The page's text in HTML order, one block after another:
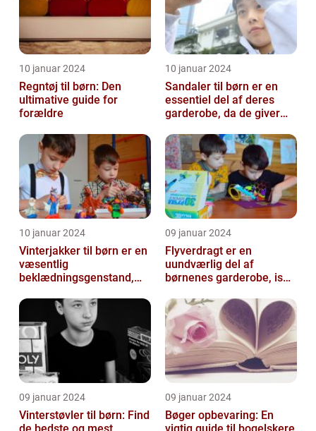
10 januar 2024
Regntøj til børn: Den
ultimative guide for
forældre
10 januar 2024
Sandaler til børn er en
essentiel del af deres
garderobe, da de giver
der...
10 januar 2024
Vinterjakker til børn er en
væsentlig
beklædningsgenstand,
rolle i at holde...
09 januar 2024
Flyverdragt er en
uundværlig del af
børnenes garderobe, især
udendørsaktiviteter ...
09 januar 2024
Vinterstøvler til børn: Find
09 januar 2024
Bøger opbevaring: En